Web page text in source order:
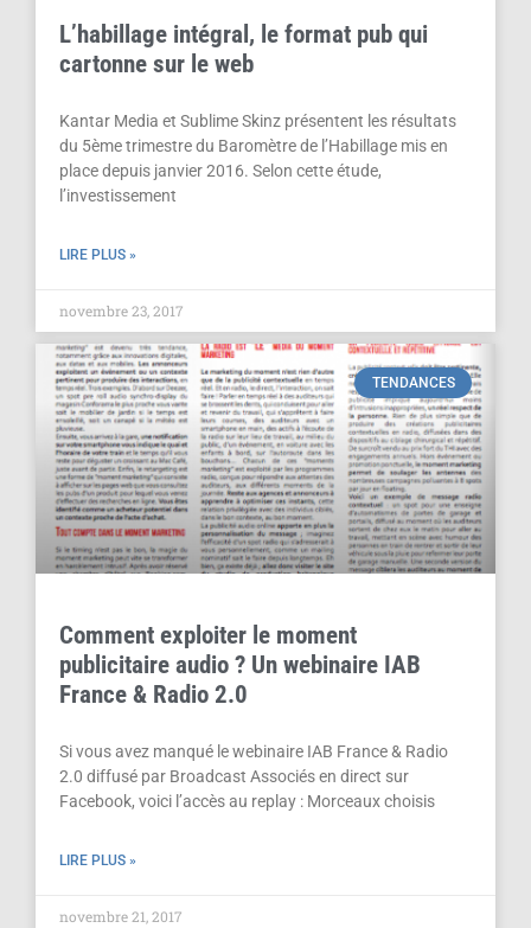
L’habillage intégral, le format pub qui
cartonne sur le web
Kantar Media et Sublime Skinz présentent les résultats
du 5ème trimestre du Baromètre de l’Habillage mis en
place depuis janvier 2016. Selon cette étude,
l’investissement
LIRE PLUS »
novembre 23, 2017
TENDANCES
Comment exploiter le moment
publicitaire audio ? Un webinaire IAB
France & Radio 2.0
Si vous avez manqué le webinaire IAB France & Radio
2.0 diffusé par Broadcast Associés en direct sur
Facebook, voici l’accès au replay : Morceaux choisis
LIRE PLUS »
novembre 21, 2017